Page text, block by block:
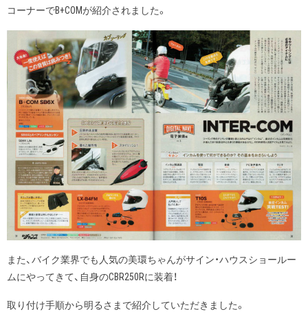
コーナーでB+COMが紹介されました。
また、バイク業界でも人気の美環ちゃんがサイン・ハウスショールー
ムにやってきて、自身のCBR250Rに装着！
取り付け手順から明るさまで紹介していただきました。